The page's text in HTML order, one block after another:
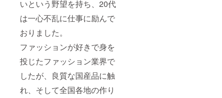
いという野望を持ち、20代
は一心不乱に仕事に励んで
おりました。
ファッションが好きで身を
投じたファッション業界で
したが、良質な国産品に触
れ、そして全国各地の作り